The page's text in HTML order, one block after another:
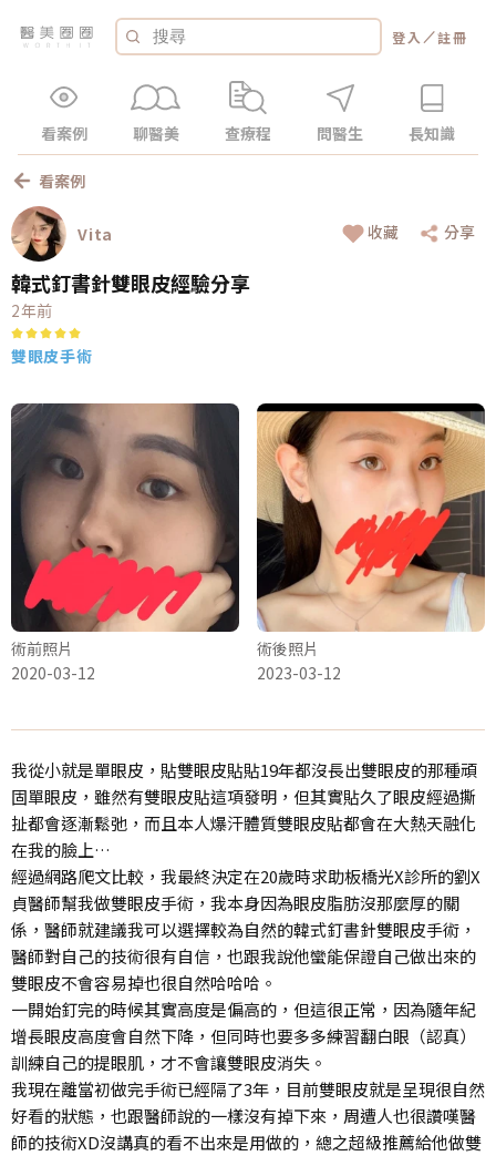
登入 ／註冊
看案例 聊醫美 查療程 問醫生 長知識
看案例
Vita 收藏 分享
韓式釘書針雙眼皮經驗分享
2年前
雙眼皮手術
術前照片
2020-03-12
術後照片
2023-03-12
我從小就是單眼皮，貼雙眼皮貼貼19年都沒長出雙眼皮的那種頑
固單眼皮，雖然有雙眼皮貼這項發明，但其實貼久了眼皮經過撕
扯都會逐漸鬆弛，而且本人爆汗體質雙眼皮貼都會在大熱天融化
在我的臉上…
經過網路爬文比較，我最終決定在20歲時求助板橋光X診所的劉X
貞醫師幫我做雙眼皮手術，我本身因為眼皮脂肪沒那麼厚的關
係，醫師就建議我可以選擇較為自然的韓式釘書針雙眼皮手術，
醫師對自己的技術很有自信，也跟我說他蠻能保證自己做出來的
雙眼皮不會容易掉也很自然哈哈哈。
一開始釘完的時候其實高度是偏高的，但這很正常，因為隨年紀
增長眼皮高度會自然下降，但同時也要多多練習翻白眼（認真）
訓練自己的提眼肌，才不會讓雙眼皮消失。
我現在離當初做完手術已經隔了3年，目前雙眼皮就是呈現很自然
好看的狀態，也跟醫師說的一樣沒有掉下來，周遭人也很讚嘆醫
師的技術XD沒講真的看不出來是用做的，總之超級推薦給他做雙